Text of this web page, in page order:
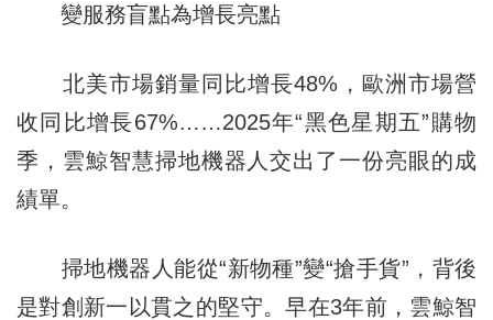
變服務盲點為增長亮點
北美市場銷量同比增長48%，歐洲市場營
收同比增長67%……2025年“黑色星期五”購物
季，雲鯨智慧掃地機器人交出了一份亮眼的成
績單。
掃地機器人能從“新物種”變“搶手貨”，背後
是對創新一以貫之的堅守。早在3年前，雲鯨智